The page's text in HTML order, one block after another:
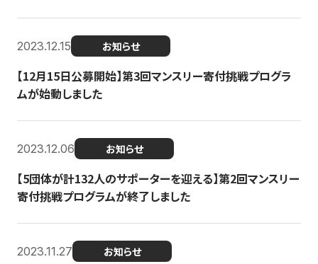
2023.12.15 お知らせ
【12月15日公募開始】第3回マンスリー寄付挑戦プログラ
ムが始動しました
2023.12.06 お知らせ
【5団体が計132人のサポーターを迎える】第2回マンスリー
寄付挑戦プログラムが終了しました
2023.11.27 お知らせ